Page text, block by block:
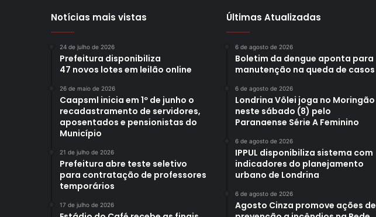
Notícias mais vistas
24 de julho de 2026
Prefeitura disponibiliza
47 novos lotes em leilão online
26 de maio de 2026
Caapsml inicia em 1º de junho o
recadastramento de servidores,
aposentados e pensionistas do
Município
21 de julho de 2026
Prefeitura abre teste seletivo
para contratação de professores
temporários
17 de julho de 2026
Últimas Atualizadas
6 de agosto de 2026
Boletim da dengue aponta para
manutenção na queda de casos
6 de agosto de 2026
Londrina Vôlei joga no Moringão
neste sábado (8) pelo
Paranaense Série A Feminino
6 de agosto de 2026
IPPUL disponibiliza sistema com
indicadores do planejamento
urbano de Londrina
6 de agosto de 2026
Agosto Cinza promove ações de